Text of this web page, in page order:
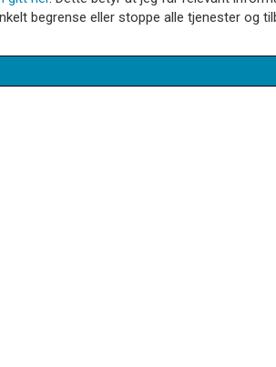
begrense eller stoppe alle tjenester og